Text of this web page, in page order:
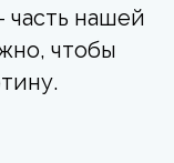
нашей
чтобы